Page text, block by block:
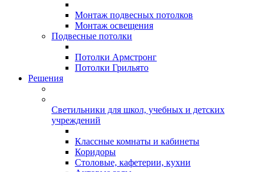
Монтаж подвесных потолков
Монтаж освещения
Подвесные потолки
Потолки Армстронг
Потолки Грильято
Решения
Светильники для школ, учебных и детских
учреждений
Классные комнаты и кабинеты
Коридоры
Столовые, кафетерии, кухни